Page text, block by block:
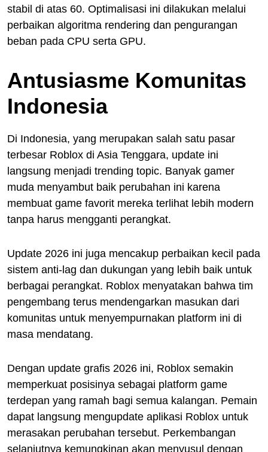
stabil di atas 60. Optimalisasi ini dilakukan melalui
perbaikan algoritma rendering dan pengurangan
beban pada CPU serta GPU.
Antusiasme Komunitas
Indonesia
Di Indonesia, yang merupakan salah satu pasar
terbesar Roblox di Asia Tenggara, update ini
langsung menjadi trending topic. Banyak gamer
muda menyambut baik perubahan ini karena
membuat game favorit mereka terlihat lebih modern
tanpa harus mengganti perangkat.
Update 2026 ini juga mencakup perbaikan kecil pada
sistem anti-lag dan dukungan yang lebih baik untuk
berbagai perangkat. Roblox menyatakan bahwa tim
pengembang terus mendengarkan masukan dari
komunitas untuk menyempurnakan platform ini di
masa mendatang.
Dengan update grafis 2026 ini, Roblox semakin
memperkuat posisinya sebagai platform game
terdepan yang ramah bagi semua kalangan. Pemain
dapat langsung mengupdate aplikasi Roblox untuk
merasakan perubahan tersebut. Perkembangan
selanjutnya kemungkinan akan menyusul dengan